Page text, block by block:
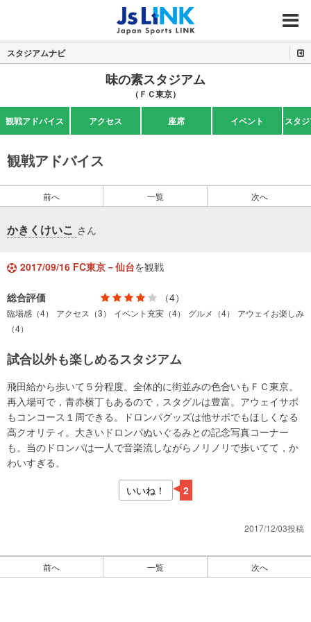
MENU
スタジアムナビ
味の素スタジアム
（ＦＣ東京）
観戦アドバイス アクセス 座席 イベント スタ
観戦アドバイス
前へ 一覧 次へ
かきくけいこ さん
2017/09/16 FC東京－仙台を観戦
総合評価 （4）
臨場感（4） アクセス（3） イベント充実（4） グルメ（4）
アウェイお楽しみ
（4）
試合以外も楽しめるスタジアム
飛田給から歩いて５分程度。全体的に街並みの色合いもＦＣ東京。
再入場可で，青赤横丁もあるので，スタグルは豊富。アウェイサポ
もコンコース１周できる。ドロンパグッズは他サポでもほしくなる
高クオリティ。大きいドロンパぬいぐるみとの記念写真コーナー
も。当のドロンパは一人で音楽流しながらノリノリで歩いてて，か
わいすぎる。
いいね！
2
2017/12/03投稿
前へ 一覧 次へ